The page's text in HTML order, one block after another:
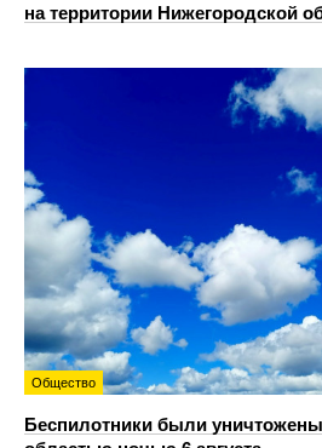
на территории Нижегородской
Общество
Беспилотники были